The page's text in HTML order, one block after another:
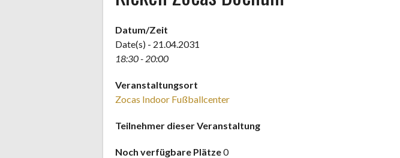
Datum/Zeit
Date(s) - 21.04.2031
18:30 - 20:00
Veranstaltungsort
Zocas Indoor Fußballcenter
Teilnehmer dieser Veranstaltung
Noch verfügbare Plätze0